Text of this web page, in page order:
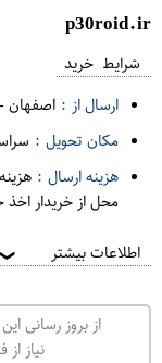
p30roid.ir
شرایط خرید
ارسال از : اصفهان-
مکان تحویل :
هزینه ارسال :
محل از خریدار
اطلاعات بیشتر ❯
از بروز رسانی
نیاز